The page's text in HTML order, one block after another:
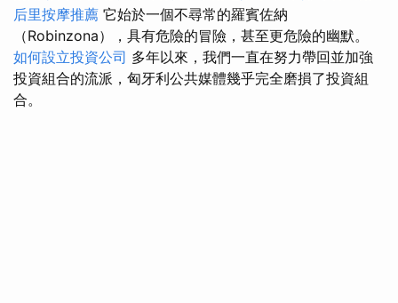
后里按摩推薦 它始於一個不尋常的羅賓佐納
（Robinzona），具有危險的冒險，甚至更危險的幽默。
如何設立投資公司 多年以來，我們一直在努力帶回並加強
投資組合的流派，匈牙利公共媒體幾乎完全磨損了投資組
合。